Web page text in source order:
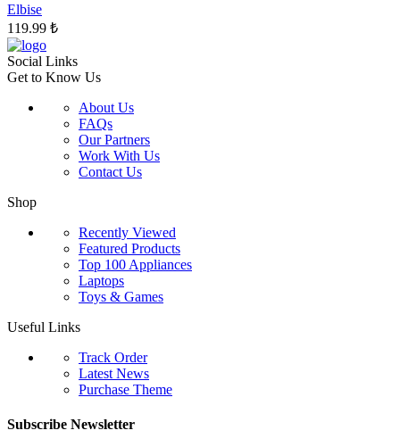
Elbise
119.99 ₺
Social Links
Get to Know Us
About Us
FAQs
Our Partners
Work With Us
Contact Us
Shop
Recently Viewed
Featured Products
Top 100 Appliances
Laptops
Toys & Games
Useful Links
Track Order
Latest News
Purchase Theme
Subscribe Newsletter